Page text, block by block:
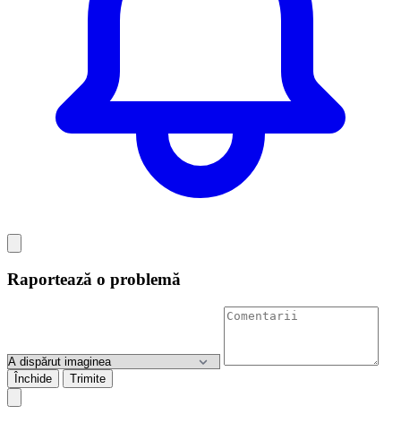
Raportează o problemă
Închide Trimite